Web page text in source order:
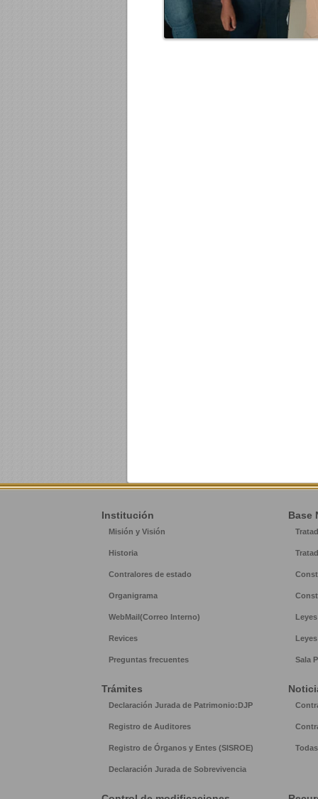
Institución Base
Misión y Visión
Historia
Contralores de estado
Organigrama
WebMail(Correo Interno)
Revices
Preguntas frecuentes Sala
Trámites
Declaración Jurada de Patrimonio:DJP
Registro de Auditores
Registro de Órganos y Entes (SISROE)
Declaración Jurada de Sobrevivencia